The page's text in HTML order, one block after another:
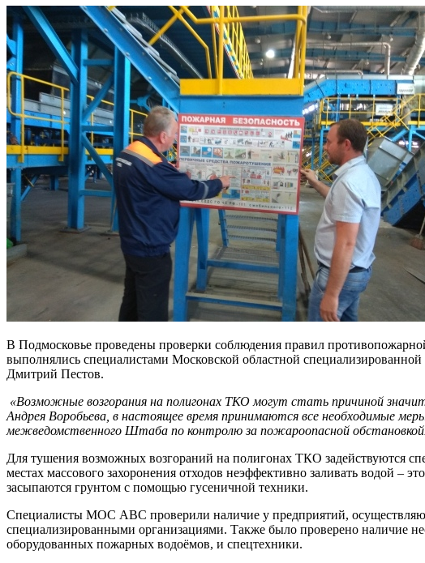
В Подмосковье проведены проверки соблюдения правил
выполнялись специалистами Московской областной
Дмитрий Пестов.
«Возможные возгорания на полигонах ТКО могут стать причиной
Андрея Воробьева, в настоящее время принимаются все необходимые
межведомственного Штаба по контролю за пожароопасной
Для тушения возможных возгораний на полигонах ТКО задействуются
местах массового захоронения отходов неэффективно заливать водой –
засыпаются грунтом с помощью гусеничной техники.
Специалисты МОС АВС проверили наличие у предприятий,
специализированными организациями. Также было проверено наличие
оборудованных пожарных водоёмов, и спецтехники.